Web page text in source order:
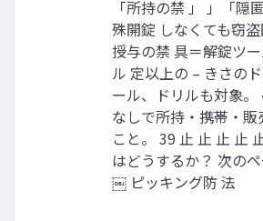
「所持の禁 」 」「隠
殊開錠 しなくても窃盗
授与の禁 具＝解錠ツ
ル 定以上の – きさの
ール、ドリルも対象。
なしで所持・携帯・販
こと。 39 止 止 止 止
はどうするか？ 次の
￼ ピッキング防 法